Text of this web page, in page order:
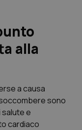
alla
a causa
sono
e
cardiaco